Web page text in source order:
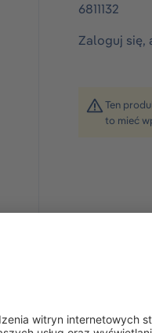
6811132
Zaloguj się,
Ten
to mieć